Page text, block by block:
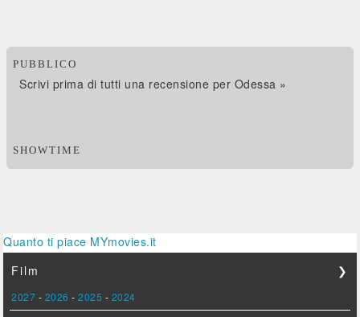
PUBBLICO
Scrivi prima di tutti una recensione per Odessa »
SHOWTIME
Quanto ti piace MYmovies.it
Film
❯
2027 - 2026 -2025 - 2024